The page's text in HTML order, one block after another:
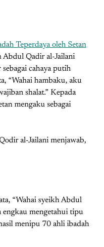
Abdul Qadir al-Jailani
cahaya putih
“Wahai hambaku, aku
shalat.” Kepada
mengaku sebagai
al-Jailani menjawab,
“Wahai syeikh Abdul
engkau mengetahui tipu
menipu 70 ahli ibadah